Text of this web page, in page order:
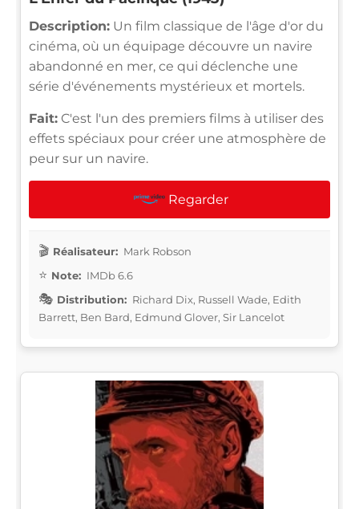
Description: Un film classique de l'âge d'or du
cinéma, où un équipage découvre un navire
abandonné en mer, ce qui déclenche une
série d'événements mystérieux et mortels.
Fait: C'est l'un des premiers films à utiliser des
effets spéciaux pour créer une atmosphère de
peur sur un navire.
Regarder
Réalisateur: Mark Robson
Note: IMDb 6.6
Distribution: Richard Dix, Russell Wade, Edith
Barrett, Ben Bard, Edmund Glover, Sir Lancelot